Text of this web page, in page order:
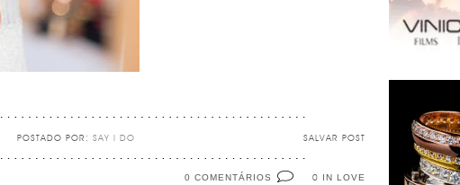
SALVAR POST
POSTADO POR: SAY I DO
0 IN LOVE
0 COMENTÁRIOS